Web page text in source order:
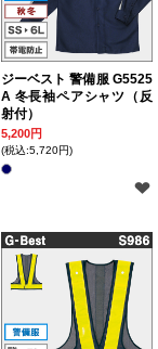
ジーベスト 警備服 G5525
A 冬長袖ペアシャツ（反
射付）
5,200円
(税込:5,720円)